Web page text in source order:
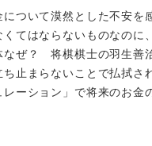
ついて漠然とした不安を
てはならないものなのに
なぜ？ 将棋棋士の羽生善
ち止まらないことで払拭さ
レーション」で将来のお金